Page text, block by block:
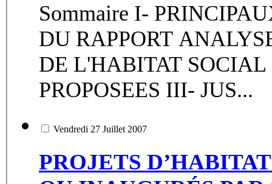
Sommaire I-
DU RAPPORT
DE L'HABITAT
PROPOSEES III- JUS...
Vendredi 27 Juillet 2007
PROJETS